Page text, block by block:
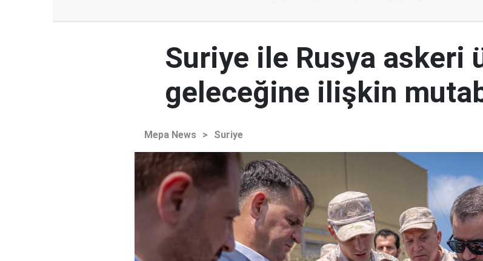
Suriye ile Rusya askeri
geleceğine ilişkin
Mepa News > Suriye